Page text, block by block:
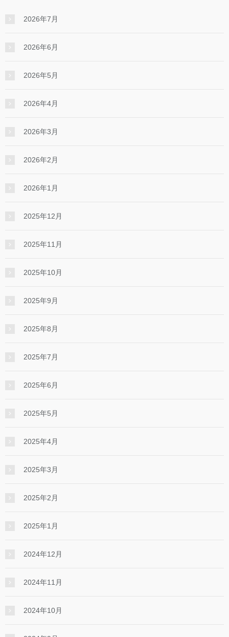
2026年7月
2026年6月
2026年5月
2026年4月
2026年3月
2026年2月
2026年1月
2025年12月
2025年11月
2025年10月
2025年9月
2025年8月
2025年7月
2025年6月
2025年5月
2025年4月
2025年3月
2025年2月
2025年1月
2024年12月
2024年11月
2024年10月